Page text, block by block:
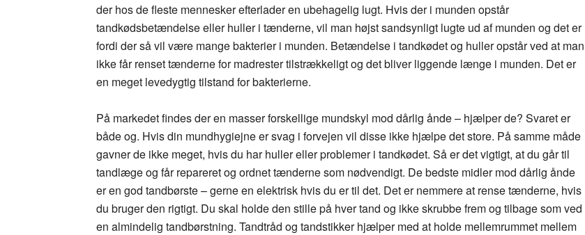
der hos de fleste mennesker efterlader en ubehagelig lugt. Hvis der i munden opstår
tandkødsbetændelse eller huller i tænderne, vil man højst sandsynligt lugte ud af munden og det er
fordi der så vil være mange bakterier i munden. Betændelse i tandkødet og huller opstår ved at man
ikke får renset tænderne for madrester tilstrækkeligt og det bliver liggende længe i munden. Det er
en meget levedygtig tilstand for bakterierne.
På markedet findes der en masser forskellige mundskyl mod dårlig ånde – hjælper de? Svaret er
både og. Hvis din mundhygiejne er svag i forvejen vil disse ikke hjælpe det store. På samme måde
gavner de ikke meget, hvis du har huller eller problemer i tandkødet. Så er det vigtigt, at du går til
tandlæge og får repareret og ordnet tænderne som nødvendigt. De bedste midler mod dårlig ånde
er en god tandbørste – gerne en elektrisk hvis du er til det. Det er nemmere at rense tænderne, hvis
du bruger den rigtigt. Du skal holde den stille på hver tand og ikke skrubbe frem og tilbage som ved
en almindelig tandbørstning. Tandtråd og tandstikker hjælper med at holde mellemrummet mellem